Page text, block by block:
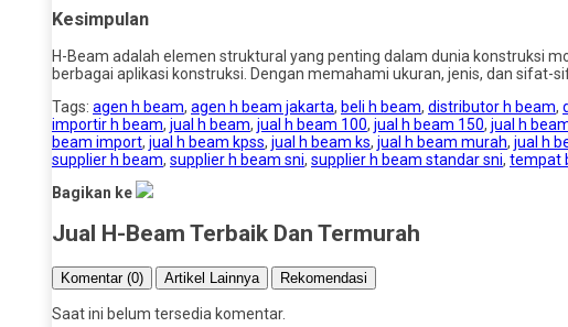
Kesimpulan
H-Beam adalah elemen struktural yang penting dalam dunia konstruksi
berbagai aplikasi konstruksi. Dengan memahami ukuran, jenis, dan
Tags: agen h beam, agen h beam jakarta, beli h beam, distributor h beam,
importir h beam, jual h beam, jual h beam 100, jual h beam 150, jual h
beam import, jual h beam kpss, jual h beam ks, jual h beam murah, jual h
supplier h beam, supplier h beam sni, supplier h beam standar sni, tempat
Bagikan ke
Jual H-Beam Terbaik Dan Termurah
Komentar (0) Artikel Lainnya Rekomendasi
Saat ini belum tersedia komentar.